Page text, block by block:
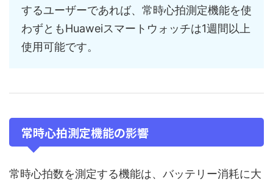
するユーザーであれば、常時心拍測定機能を使
わずともHuaweiスマートウォッチは1週間以上
使用可能です。
常時心拍測定機能の影響
常時心拍数を測定する機能は、バッテリー消耗に大